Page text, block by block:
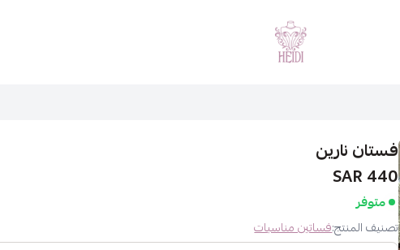
هايدي فاشن
فستان نارين
440 SAR
متوفر
تصنيف المنتج:فساتين مناسبات